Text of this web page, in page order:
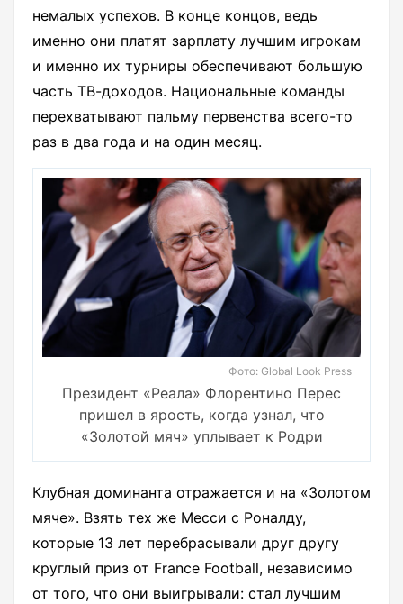
немалых успехов. В конце концов, ведь
именно они платят зарплату лучшим игрокам
и именно их турниры обеспечивают большую
часть ТВ-доходов. Национальные команды
перехватывают пальму первенства всего-то
раз в два года и на один месяц.
Фото: Global Look Press
Президент «Реала» Флорентино Перес
пришел в ярость, когда узнал, что
«Золотой мяч» уплывает к Родри
Клубная доминанта отражается и на «Золотом
мяче». Взять тех же Месси с Роналду,
которые 13 лет перебрасывали друг другу
круглый приз от France Football, независимо
от того, что они выигрывали: стал лучшим